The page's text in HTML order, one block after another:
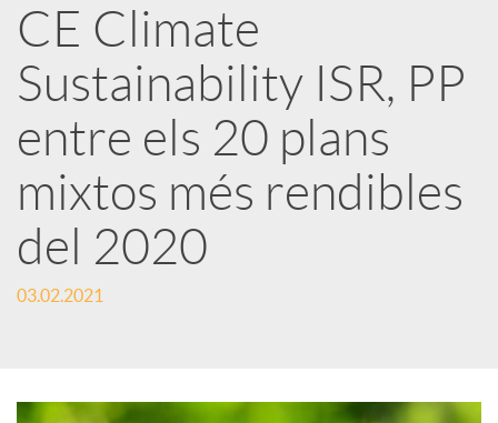
r
x
e
s
o
CE Climate
Sustainability ISR, PP
entre els 20 plans
mixtos més rendibles
del 2020
03.02.2021